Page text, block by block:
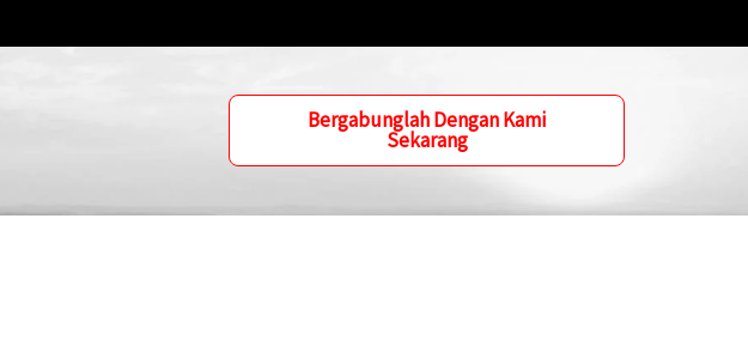
Bergabunglah Dengan Kami
Sekarang